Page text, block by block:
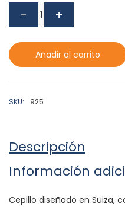
Añadir al carrito
SKU: 925
Descripción
Información
Cepillo diseñado en Suiza,